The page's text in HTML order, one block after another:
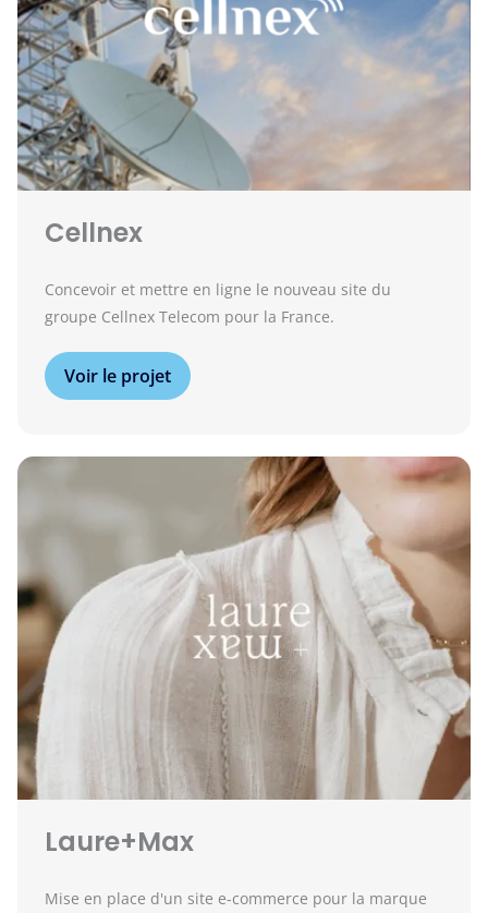
Cellnex
Concevoir et mettre en ligne le nouveau site du
groupe Cellnex Telecom pour la France.
Voir le projet
Laure+Max
Mise en place d'un site e-commerce pour la marque